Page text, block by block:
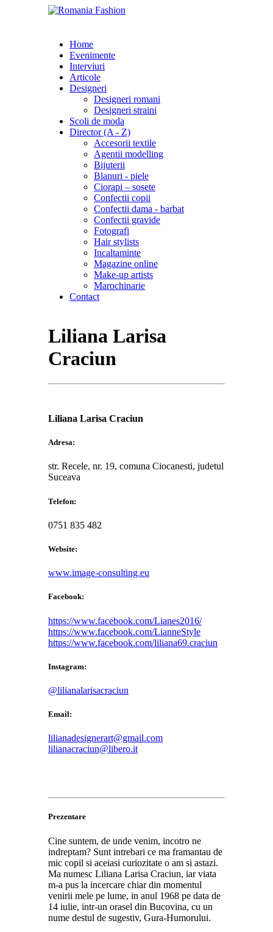
Home
Evenimente
Interviuri
Articole
Designeri
Designeri romani
Designeri straini
Scoli de moda
Director (A - Z)
Accesorii textile
Agentii modelling
Bijuterii
Blanuri - piele
Ciorapi – sosete
Confectii copii
Confectii dama - barbat
Confectii gravide
Fotografi
Hair stylists
Incaltaminte
Magazine online
Make-up artists
Marochinarie
Contact
Liliana Larisa
Craciun
Liliana Larisa Craciun
Adresa:
str. Recele, nr. 19, comuna Ciocanesti, judetul
Suceava
Telefon:
0751 835 482
Website:
www.image-consulting.eu
Facebook:
https://www.facebook.com/Lianes2016/
https://www.facebook.com/LianneStyle
https://www.facebook.com/liliana69.craciun
Instagram:
@lilianalarisacraciun
Email:
lilianadesignerart@gmail.com
lilianacraciun@libero.it
Prezentare
Cine suntem, de unde venim, incotro ne
indreptam? Sunt intrebari ce ma framantau de
mic copil si aceiasi curiozitate o am si astazi.
Ma numesc Liliana Larisa Craciun, iar viata
m-a pus la incercare chiar din momentul
venirii mele pe lume, in anul 1968 pe data de
14 iulie, intr-un orasel din Bucovina, cu un
nume destul de sugestiv, Gura-Humorului.